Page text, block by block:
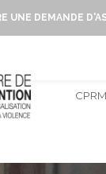
UNE DEMANDE